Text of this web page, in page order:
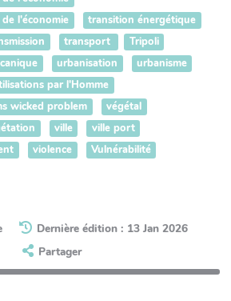
l'économie
transition énergétique
transport
Tripoli
urbanisation
urbanisme
par l'Homme
wicked problem
végétal
ville
ville port
violence
Vulnérabilité
Dernière édition : 13 Jan 2026
Partager